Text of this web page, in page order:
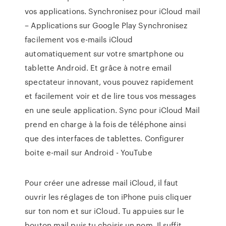
vos applications. Synchronisez pour iCloud mail
– Applications sur Google Play Synchronisez
facilement vos e-mails iCloud
automatiquement sur votre smartphone ou
tablette Android. Et grâce à notre email
spectateur innovant, vous pouvez rapidement
et facilement voir et de lire tous vos messages
en une seule application. Sync pour iCloud Mail
prend en charge à la fois de téléphone ainsi
que des interfaces de tablettes. Configurer
boite e-mail sur Android - YouTube
Pour créer une adresse mail iCloud, il faut
ouvrir les réglages de ton iPhone puis cliquer
sur ton nom et sur iCloud. Tu appuies sur le